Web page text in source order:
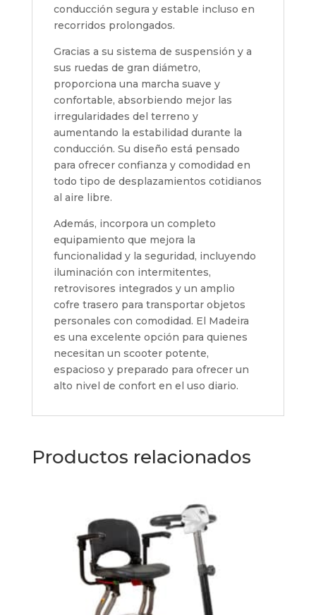
conducción segura y estable incluso en
recorridos prolongados.
Gracias a su sistema de suspensión y a
sus ruedas de gran diámetro,
proporciona una marcha suave y
confortable, absorbiendo mejor las
irregularidades del terreno y
aumentando la estabilidad durante la
conducción. Su diseño está pensado
para ofrecer confianza y comodidad en
todo tipo de desplazamientos cotidianos
al aire libre.
Además, incorpora un completo
equipamiento que mejora la
funcionalidad y la seguridad, incluyendo
iluminación con intermitentes,
retrovisores integrados y un amplio
cofre trasero para transportar objetos
personales con comodidad. El Madeira
es una excelente opción para quienes
necesitan un scooter potente,
espacioso y preparado para ofrecer un
alto nivel de confort en el uso diario.
Productos relacionados